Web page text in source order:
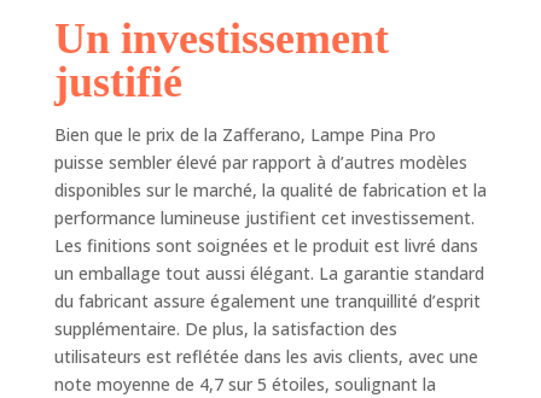
qualité et de la
recommandons
d'apporter un soin
particulier à
l'entretien des
lampes afin d'éviter
l'abrasion de la
surface et
préserver leur
intégrité
Un investissement
justifié
Bien que le prix de la Zafferano, Lampe Pina Pro
puisse sembler élevé par rapport à d’autres modèles
disponibles sur le marché, la qualité de fabrication et la
performance lumineuse justifient cet investissement.
Les finitions sont soignées et le produit est livré dans
un emballage tout aussi élégant. La garantie standard
du fabricant assure également une tranquillité d’esprit
supplémentaire. De plus, la satisfaction des
utilisateurs est reflétée dans les avis clients, avec une
note moyenne de 4,7 sur 5 étoiles, soulignant la